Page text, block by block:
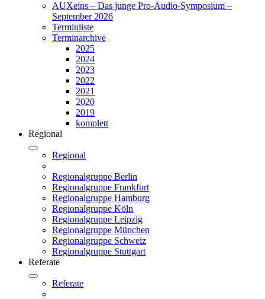
AUXeins – Das junge Pro-Audio-Symposium –
September 2026
Terminliste
Terminarchive
2025
2024
2023
2022
2021
2020
2019
komplett
Regional
Regional
Regionalgruppe Berlin
Regionalgruppe Frankfurt
Regionalgruppe Hamburg
Regionalgruppe Köln
Regionalgruppe Leipzig
Regionalgruppe München
Regionalgruppe Schweiz
Regionalgruppe Stuttgart
Referate
Referate